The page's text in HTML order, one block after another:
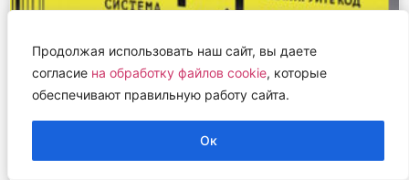
Продолжая использовать наш сайт, вы даете
согласие на обработку файлов cookie, которые
обеспечивают правильную работу сайта.
Ок